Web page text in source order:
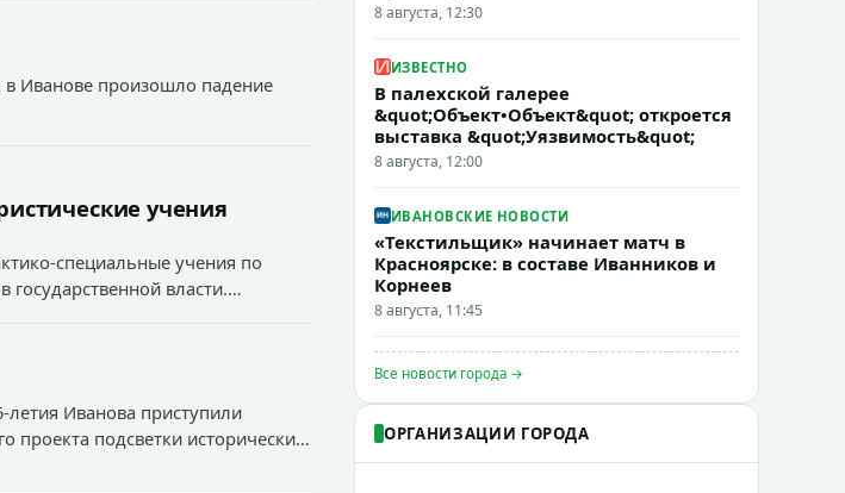
в Иванове произошло падение
учения
специальные учения по
государственной власти.
летия Иванова приступили
проекта подсветки исторических
8 августа, 12:30
ИЗВЕСТНО
В палехской галерее
&quot;Объект•Объект&quot; откроется
выставка &quot;Уязвимость&quot;
8 августа, 12:00
ИВАНОВСКИЕ НОВОСТИ
«Текстильщик» начинает матч в
Красноярске: в составе Иванников и
Корнеев
8 августа, 11:45
Все новости города →
ОРГАНИЗАЦИИ ГОРОДА